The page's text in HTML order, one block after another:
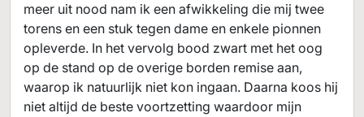
meer uit nood nam ik een afwikkeling die mij twee
torens en een stuk tegen dame en enkele pionnen
opleverde. In het vervolg bood zwart met het oog
op de stand op de overige borden remise aan,
waarop ik natuurlijk niet kon ingaan. Daarna koos hij
niet altijd de beste voortzetting waardoor mijn